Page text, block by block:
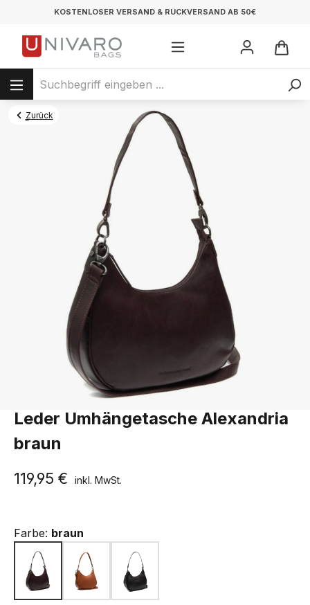
KOSTENLOSER VERSAND & RÜCKVERSAND AB 50€
Zurück
The Chesterfield Brand
Leder Umhängetasche Alexandria
braun
119,95 € inkl. MwSt.
Farbe: braun